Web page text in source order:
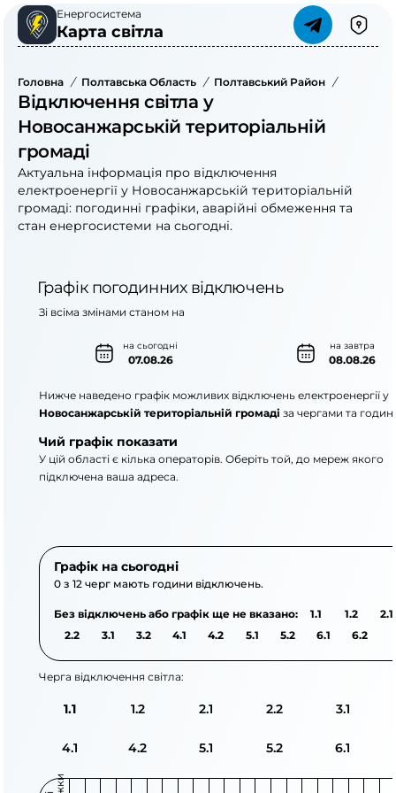
Енергосистема
Карта світла
Головна / Полтавська Область / Полтавський Район /
Відключення світла у
Новосанжарській територіальній
громаді
Актуальна інформація про відключення
електроенергії у Новосанжарській територіальній
громаді: погодинні графіки, аварійні обмеження та
стан енергосистеми на сьогодні.
Графік погодинних відключень
на сьогодні
07.08.26
на завтра
08.08.26
Зі всіма змінами станом на
Нижче наведено графік можливих відключень електроенергії у
Новосанжарській територіальній громаді за чергами та
Чий графік показати
У цій області є кілька операторів. Оберіть той, до мереж якого
підключена ваша адреса.
Графік на сьогодні
0 з 12 черг мають години відключень.
Без відключень або графік ще не вказано: 1.1 1.2
2.1
2.2
3.1 3.2 4.1 4.2 5.1 5.2 6.1 6.2
Черга відключення світла:
1.1 1.2 2.1 2.2 3.1
4.1 4.2 5.1 5.2 6.1